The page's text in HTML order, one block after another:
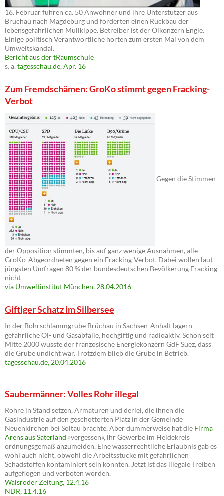
16. Februar fuhren ca. 50 Anwohner und ihre Unterstützer aus
Brüchau nach Magdeburg und forderten einen Rückbau der
lebensgefährlichen Müllkippe. Betreiber ist der Ölkonzern Engie.
Einige politisch Verantwortliche hörten zum ersten Mal von dem
Umweltskandal.
Bericht aus der tRaumschule
s. a. tagesschau.de, Apr. 16
Zum Fremdschämen: GroKo stimmt gegen Fracking-
Verbot
Gegen die Stimmen
der Opposition stimmten, bis auf ganz wenige Ausnahmen, alle
GroKo-Abgeordneten gegen ein Fracking-Verbot. Dabei wollen laut
jüngsten Umfragen 80 % der bundesdeutschen Bevölkerung Fracking
nicht
via Umweltinstitut München, 28.04.2016
Giftiger Schatz im Silbersee
In der Bohrschlammgrube Brüchau in Sachsen-Anhalt lagern
gefährliche Öl- und Gasabfälle, hochgiftig und radioaktiv. Schon seit
Mitte 2000 wusste der französische Energiekonzern GdF Suez, dass
die Grube undicht war. Trotzdem blieb die Grube in Betrieb.
tagesschau.de, 20.04.2016
Saubermänner: Volles Rohr illegal
Rohre in Stand setzen, Armaturen und derlei, die ihnen die
Gasindustrie auf den geschotterten Platz in der Gemeinde
Neuenkirchen bei Soltau brachte. Aber dummerweise hat die Firma
Arens aus Saterland »vergessen«, ihr Gewerbe im Heidekreis
ordnungsgemäß anzumelden. Eine wasserrechtliche Erlaubnis gab es
wohl auch nicht, obwohl die Arbeitsstücke mit gefährlichen
Schadstoffen kontaminiert sein konnten. Jetzt ist das illegale Treiben
aufgeflogen und verboten worden.
Walsroder Zeitung, 12.4.16
NDR, 11.4.16